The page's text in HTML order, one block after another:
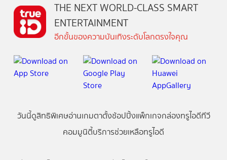
THE NEXT WORLD-CLASS SMART
ENTERTAINMENT
อีกขั้นของความบันเทิงระดับโลกตรงใจคุณ
วันนี้ดูสิทธิพิเศษอ่านเกมตาตั้งช้อปปิ้งแพ็กเกจกล่องทรูไอดีทีวี
คอมมูนิตี้บริการช่วยเหลือทรูไอดี